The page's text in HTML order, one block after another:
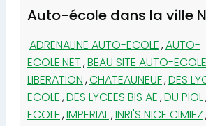
Auto-école dans la ville
ADRENALINE AUTO-ECOLE,AUTO-
ECOLE.NET,BEAU SITE AUTO-ECOLE
LIBERATION,CHATEAUNEUF,DES
ECOLE,DES LYCEES BIS AE,DU PIOL
ECOLE,IMPERIAL,INRI'S NICE CIMIEZ